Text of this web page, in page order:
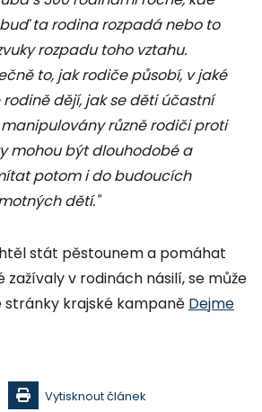
ta rodina rozpadá nebo to
rozpadu toho vztahu.
to, jak rodiče působí, v jaké
rodině dějí, jak se děti účastní
různě rodiči proti
mohou být dlouhodobé a
potom i do budoucích
dětí."
stát pěstounem a pomáhat
v rodinách násilí, se může
krajské kampaně Dejme
Vytisknout článek